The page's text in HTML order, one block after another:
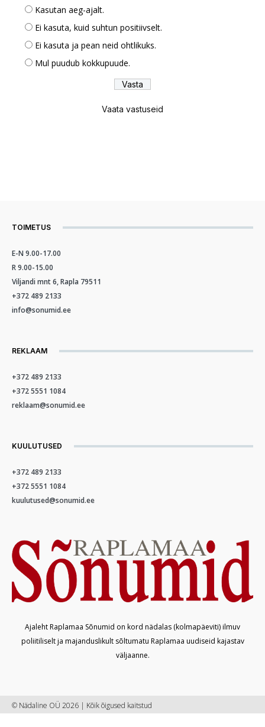
Kasutan aeg-ajalt.
Ei kasuta, kuid suhtun positiivselt.
Ei kasuta ja pean neid ohtlikuks.
Mul puudub kokkupuude.
Vaata vastuseid
TOIMETUS
E-N 9.00-17.00
R 9.00-15.00
Viljandi mnt 6, Rapla 79511
+372 489 2133
info@sonumid.ee
REKLAAM
+372 489 2133
+372 5551 1084
reklaam@sonumid.ee
KUULUTUSED
+372 489 2133
+372 5551 1084
kuulutused@sonumid.ee
Ajaleht Raplamaa Sõnumid on kord nädalas (kolmapäeviti) ilmuv
poliitiliselt ja majanduslikult sõltumatu Raplamaa uudiseid kajastav
väljaanne.
© Nädaline OÜ 2026 | Kõik õigused kaitstud